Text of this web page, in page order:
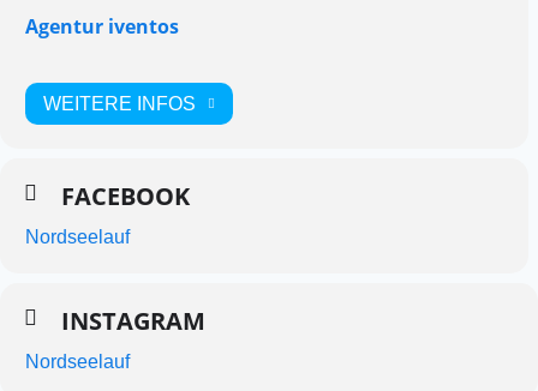
Agentur iventos
WEITERE INFOS
FACEBOOK
Nordseelauf
INSTAGRAM
Nordseelauf